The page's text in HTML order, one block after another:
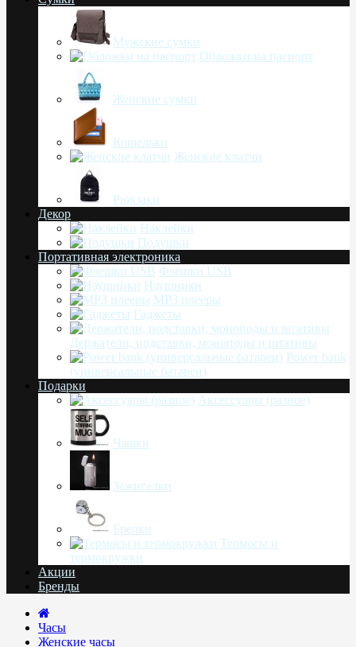
Мужские сумки
Обложки на паспорт
Женские сумки
Кошельки
Женские клатчи
Рюкзаки
Декор
Наклейки
Подушки
Портативная электроника
Флешки USB
Наушники
MP3 плееры
Гаджеты
Держатели, подставки, моноподы и штативы
Power bank
(универсальные батареи)
Подарки
Аксессуары (разное)
Чашки
Зажигалки
Брелки
Термосы и
термокружки
Акции
Бренды
Часы
Женские часы